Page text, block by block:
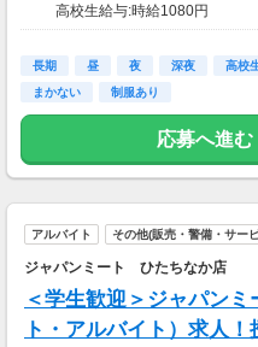
高校生給与:時給1080円
早朝手当(5:00〜8:00迄):時給
交通費一部支給
長期 昼 夜 深夜 高校
まかない
制服あり
応募へ進む
アルバイト その他(販売・警備・サー
ジャパンミート ひたちなか店
＜学生歓迎＞ジャパン
ト・アルバイト）求人